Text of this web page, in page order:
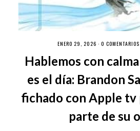
ENERO 29, 2026 · 0 COMENTARIOS
Hablemos con
es el día: Brandon
fichado con Apple tv
parte de su